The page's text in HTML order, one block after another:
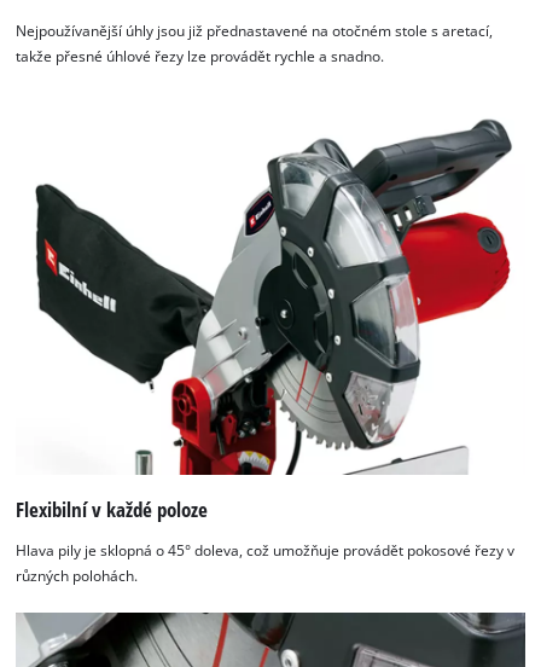
Nejpoužívanější úhly jsou již přednastavené na otočném stole s aretací,
takže přesné úhlové řezy lze provádět rychle a snadno.
Flexibilní v každé poloze
Hlava pily je sklopná o 45° doleva, což umožňuje provádět pokosové řezy v
různých polohách.